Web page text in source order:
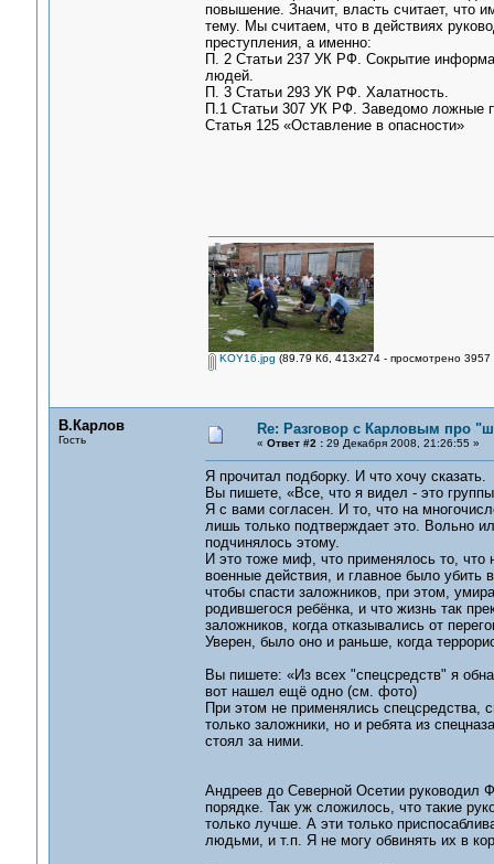
повышение. Значит, власть считает, что
тему. Мы считаем, что в действиях
преступления, а именно:
П. 2 Статьи 237 УК РФ. Сокрытие
людей.
П. 3 Статьи 293 УК РФ. Халатность.
П.1 Статьи 307 УК РФ. Заведомо ложные
Статья 125 «Оставление в опасности»
KOY16.jpg (89.79 Кб, 413x274 - просмотрено 3957
В.Карлов
Гость
Re: Разговор с Карловым про
« Ответ #2 :29 Декабря 2008, 21:26:55 »
Я прочитал подборку. И что хочу сказать.
Вы пишете, «Все, что я видел - это
Я с вами согласен. И то, что на
лишь только подтверждает это. Вольно
подчинялось этому.
И это тоже миф, что применялось то, что
военные действия, и главное было убить
чтобы спасти заложников, при этом,
родившегося ребёнка, и что жизнь так
заложников, когда отказывались от
Уверен, было оно и раньше, когда
Вы пишете: «Из всех "спецсредств" я
вот нашел ещё одно (см. фото)
При этом не применялись спецсредства,
только заложники, но и ребята из
стоял за ними.
Андреев до Северной Осетии руководил
порядке. Так уж сложилось, что такие
только лучше. А эти только
людьми, и т.п. Я не могу обвинять их в